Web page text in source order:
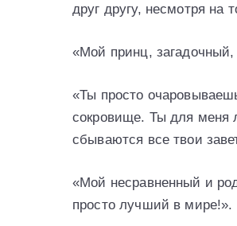
друг другу, несмотря на
«Мой принц,
«Ты просто
сокровище. Ты для меня
сбываются все твои
«Мой несравненный и
просто лучший в мире!».